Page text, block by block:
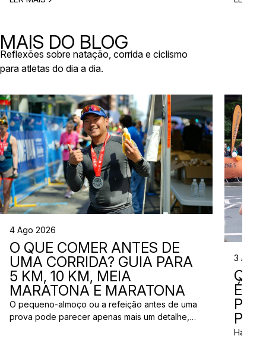
MAIS DO BLOG
Reflexões sobre natação, corrida e ciclismo
para atletas do dia a dia.
4 Ago 2026
O QUE COMER ANTES DE
UMA CORRIDA? GUIA PARA
5 KM, 10 KM, MEIA
MARATONA E MARATONA
O pequeno-almoço ou a refeição antes de uma
prova pode parecer apenas mais um detalhe,
3 Ago
ÉS?
Há